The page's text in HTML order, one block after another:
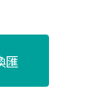
匯